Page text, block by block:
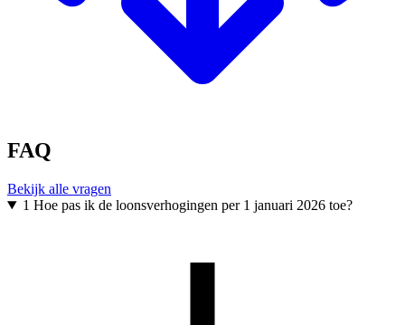
FAQ
Bekijk alle vragen
1 Hoe pas ik de loonsverhogingen per 1 januari 2026 toe?